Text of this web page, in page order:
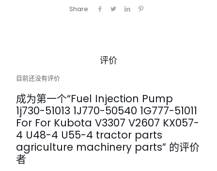
Share
评价
目前还没有评价
成为第一个“Fuel Injection Pump
1j730-51013 1J770-50540 1G777-51011
For For Kubota V3307 V2607 KX057-
4 U48-4 U55-4 tractor parts
agriculture machinery parts” 的评价
者